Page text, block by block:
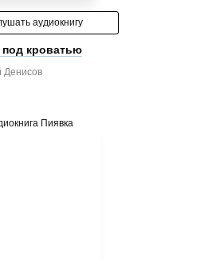
аудиокнигу
кроватью
Денисов